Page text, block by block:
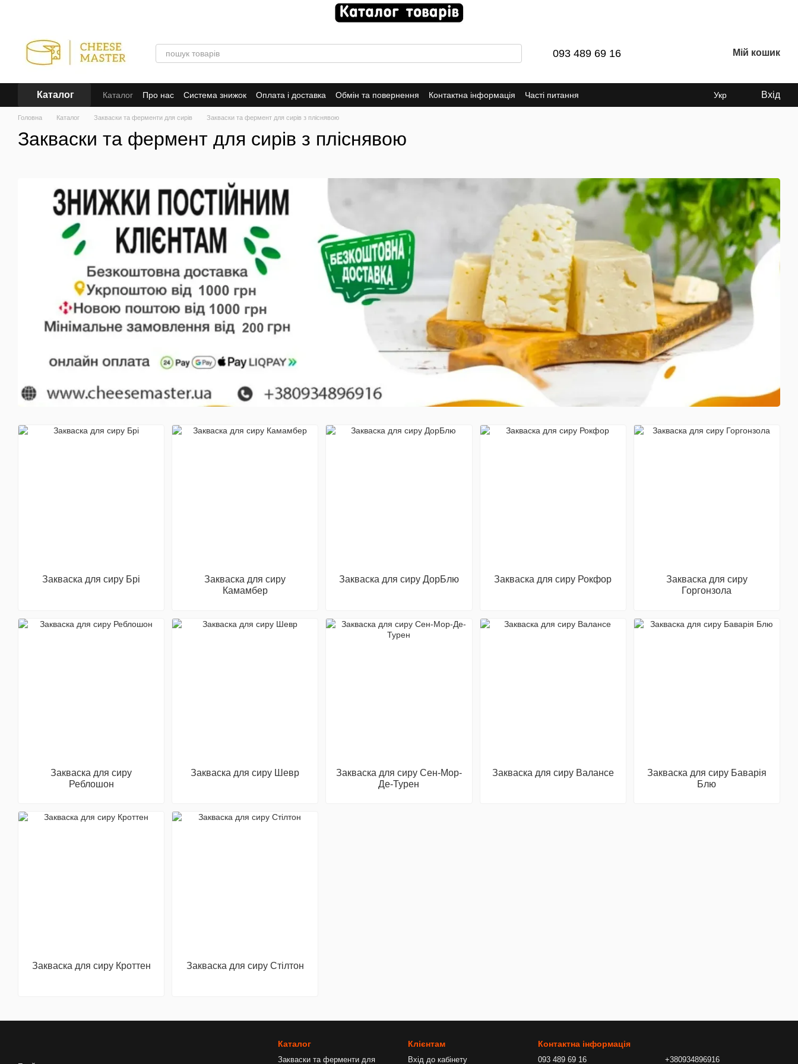
093 489 69 16 Мій кошик
Каталог Каталог Про нас Система знижок Оплата і доставка Обмін та повернення Контактна інформація
Часті питання
Відгуки про магазин
Угода користувача
Укр Вхід
Головна Каталог Закваски та ферменти для сирів Закваски та фермент для сирів з пліснявою
Закваски та фермент для сирів з пліснявою
Закваска для сиру Брі
Закваска для сиру
Камамбер
Закваска для сиру ДорБлю Закваска для сиру Рокфор
Закваска для сиру
Горгонзола
Закваска для сиру
Реблошон
Закваска для сиру Шевр
Закваска для сиру Сен-Мор-
Де-Турен
Закваска для сиру Валансе
Закваска для сиру Баварія
Блю
Закваска для сиру Кроттен Закваска для сиру Стілтон
Каталог
Закваски та ферменти для
Клієнтам
Вхід до кабінету
Контактна інформація
093 489 69 16 +380934896916